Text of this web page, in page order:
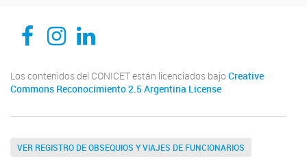
CEDIE, Centro de Investigaciones Endocrinológicas Dr. César Bergadá
CEDIE, Centro de Investigaciones Endocrinológicas Dr. César Bergadá
CEDIE, Centro de Investigaciones Endocrinológicas Dr. César Bergadá
Los contenidos del CONICET están licenciados bajo Creative
Commons Reconocimiento 2.5 Argentina License
VER REGISTRO DE OBSEQUIOS Y VIAJES DE FUNCIONARIOS